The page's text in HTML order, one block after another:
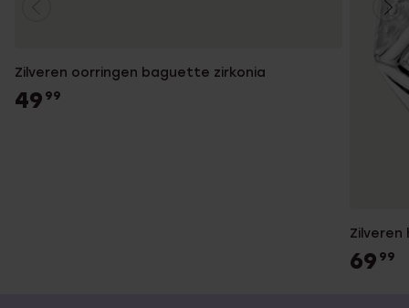
Zilveren oorringen baguette zirkonia
49 99
Zilveren
69 99